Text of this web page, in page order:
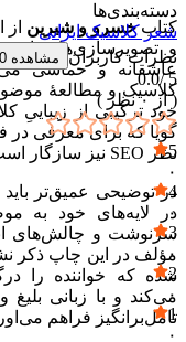
کتابخسرو و شیرین
و تصویرسازی‌های
عاشقانه و حماسی
کلاسیک و مطالعهٔ
خود ترکیبی از
گویا که برای معرفی
نظر SEO نیز سازگار است.
در توضیحی عمیق‌تر
در لایه‌های خود به
سرنوشت و چالش‌های
مؤلف در این چاپ ذکر
شده که خواننده را
می‌کند و با زبانی
تامل‌برانگیز فراهم
دسته‌بندی‌ها
شعر کلاسیک ایرانی
نظرات کاربران مشاهده 0
5 /
0.0
( از ۰ نظر )
5
۰
4
۰
3
۰
2
۰
1
۰